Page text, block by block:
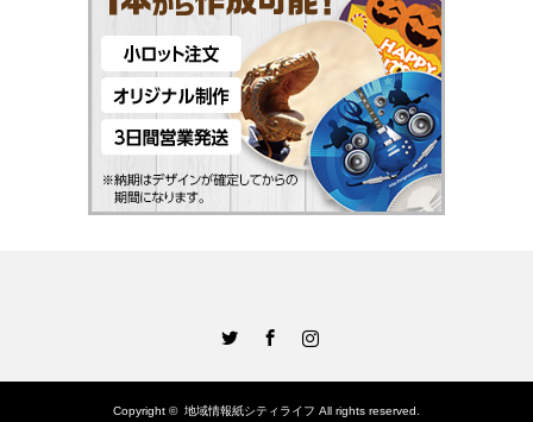
Copyright © 地域情報紙シティライフ All rights reserved.